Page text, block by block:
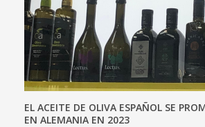
EL ACEITE DE OLIVA ESPAÑOL SE
EN ALEMANIA EN 2023